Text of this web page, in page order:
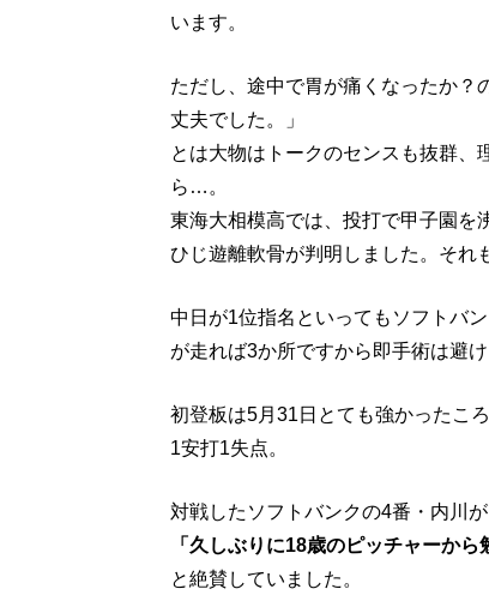
います。
ただし、途中で胃が痛くなったか？
丈夫でした。」
とは大物はトークのセンスも抜群、
ら…。
東海大相模高では、投打で甲子園を
ひじ遊離軟骨が判明しました。それ
中日が1位指名といってもソフトバ
が走れば3か所ですから即手術は避
初登板は5月31日とても強かったこ
1安打1失点。
対戦したソフトバンクの4番・内川が
「久しぶりに18歳のピッチャーか
と絶賛していました。